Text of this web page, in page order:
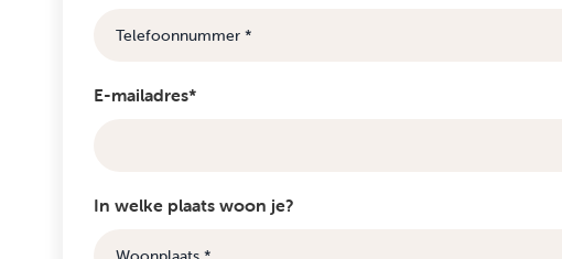
E-mailadres*
In welke plaats woon je?